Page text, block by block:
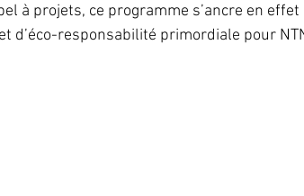
à projets, ce programme s’ancre en effet
d’éco-responsabilité primordiale pour